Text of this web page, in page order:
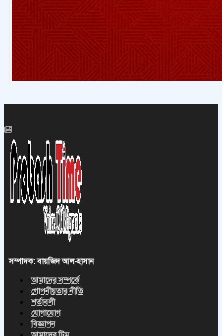
সম্পাদক: বায়জিদ আল-হাসান
আমাদের সম্পর্কে
গোপনীয়তার নীতি
শর্তাবলী
যোগাযোগ
বিজ্ঞাপন